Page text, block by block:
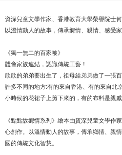
資深兒童文學作家、香港教育大學榮譽院士
以溫情動人的故事，傳承鄉情、親情、感受
《獨一無二的百家被》
體會家族連結，認識傳統工藝！
欣欣的弟弟要出生了，祖母給弟弟做了一張
許多不同的地方:有的來自香港、有的來自北
小時候的花裙子上剪下來的，有的布料是親
《點點故鄉情系列》繪本由資深兒童文學作
心創作。以溫情動人的故事，傳承鄉情、親
國的傳統文化智慧。